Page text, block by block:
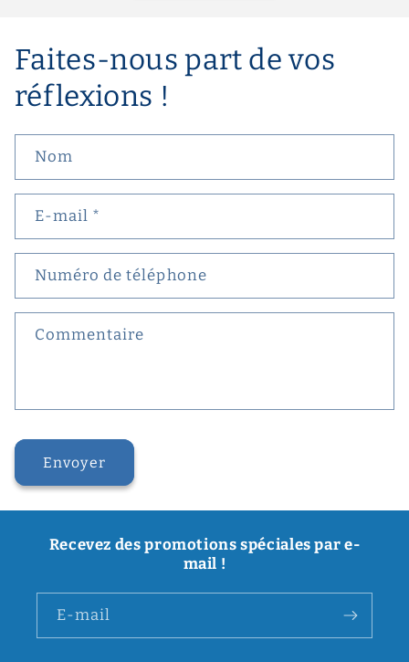
Faites-nous part de vos
réflexions !
Nom
E-mail *
Numéro de téléphone
Commentaire
Envoyer
Recevez des promotions spéciales par e-
mail !
E-mail